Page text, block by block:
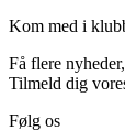
Kom med i
Få flere
Tilmeld dig
Følg os